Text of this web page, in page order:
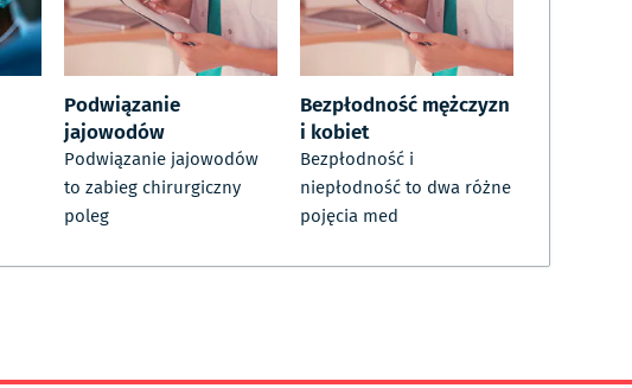
Podwiązanie
jajowodów
Podwiązanie jajowodów
to zabieg chirurgiczny
poleg
Bezpłodność mężczyzn
i kobiet
Bezpłodność i
niepłodność to dwa różne
pojęcia med